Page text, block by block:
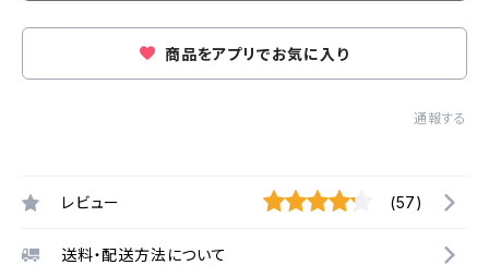
商品をアプリでお気に入り
通報する
レビュー (57)
送料・配送方法について